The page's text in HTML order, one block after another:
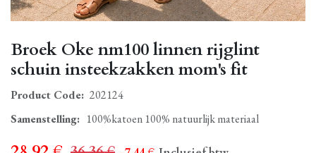
Broek Oke nm100 linnen rijglint
schuin insteekzakken mom's fit
Product Code: 202124
Samenstelling: 100%katoen 100% natuurlijk materiaal